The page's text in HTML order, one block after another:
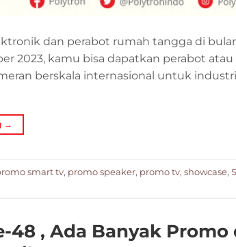
dan perabot rumah tangga di
2023, kamu bisa dapatkan perabot
berskala internasional untuk industri
→
smart tv, promo speaker, promo tv, showcase,
48 , Ada Banyak Promo